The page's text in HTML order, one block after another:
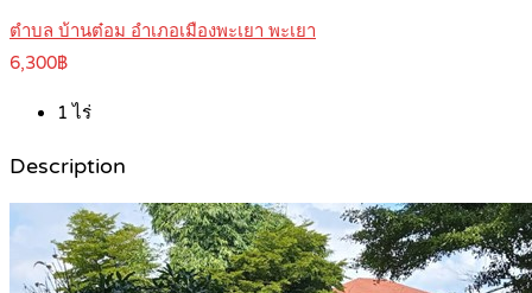
ตำบล บ้านต๋อม อำเภอเมืองพะเยา พะเยา
6,300฿
1 ไร่
Description